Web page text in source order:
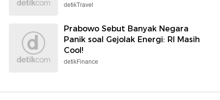
detikTravel
Prabowo Sebut Banyak Negara
Panik soal Gejolak Energi: RI Masih
Cool!
detikFinance